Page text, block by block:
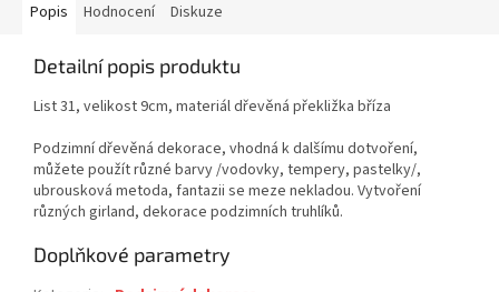
Popis Hodnocení Diskuze
Detailní popis produktu
List 31, velikost 9cm, materiál dřevěná překližka bříza
Podzimní dřevěná dekorace, vhodná k dalšímu dotvoření,
můžete použít různé barvy /vodovky, tempery, pastelky/,
ubrousková metoda, fantazii se meze nekladou. Vytvoření
různých girland, dekorace podzimních truhlíků.
Doplňkové parametry